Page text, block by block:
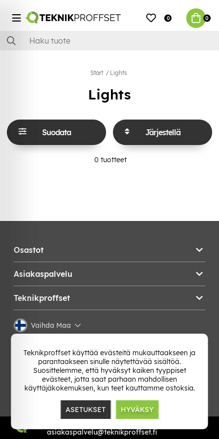
0 0
Start Lights
Lights
Suodata Järjestellä
0 tuotteet
Osastot
Asiakaspalvelu
Teknikproffset
Vaihda Maa
asiakaspalvelu@teknikproffset.fi
Teknikproffset käyttää evästeitä mukauttaakseen ja
parantaakseen sinulle näytettävää sisältöä.
Suosittelemme, että hyväksyt kaiken tyyppiset
evästeet, jotta saat parhaan mahdollisen
käyttäjäkokemuksen, kun teet kauttamme ostoksia.
ASETUKSET HYVÄKSY